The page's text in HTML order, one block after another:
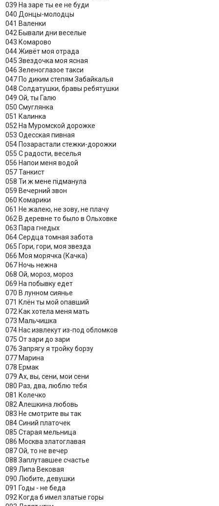
039 На заре ты ее не буди
040 Донцы-молодцы
041 Валенки
042 Бывали дни веселые
043 Комарово
044 Живёт моя отрада
045 Звездочка моя ясная
046 Зеленоглазое такси
047 По диким степям Забайкалья
048 Солдатушки, бравы ребятушки
049 Ой, ты Галю
050 Смуглянка
051 Калинка
052 На Муромской дорожке
053 Одесская пивная
054 Позарастали стежки-дорожки
055 С радости, веселья
056 Напои меня водой
057 Танкист
058 Ти ж мене пiдманула
059 Вечерний звон
060 Комарики
061 Не жалею, не зову, не плачу
062 В деревне то было в Ольховке
063 Пара гнедых
064 Сердца томная забота
065 Гори, гори, моя звезда
066 Моя морячка (Качка)
067 Ночь нежна
068 Ой, мороз, мороз
069 На побывку едет
070 В лунном сиянье
071 Клён ты мой опавший
072 Как хотела меня мать
073 Мальчишка
074 Нас извлекут из-под обломков
075 От зари до зари
076 Запрягу я тройку борзу
077 Марина
078 Ермак
079 Ах, вы, сени, мои сени
080 Раз, два, люблю тебя
081 Колечко
082 Алешкина любовь
083 Не смотрите вы так
084 Синий платочек
085 Старая мельница
086 Москва златоглавая
087 Ой, то не вечер
088 Заплутавшее счастье
089 Липа Вековая
090 Любите, девушки
091 Годы - не беда
092 Когда б имел златые горы